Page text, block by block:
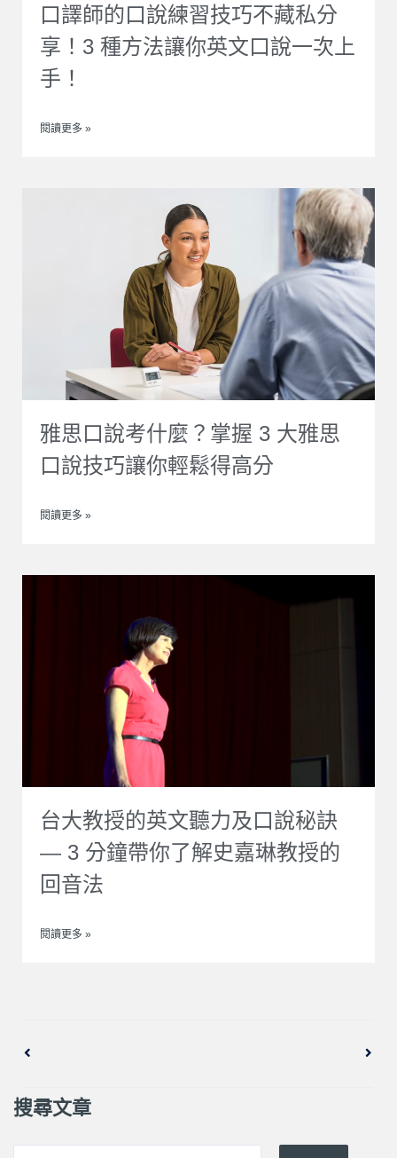
口譯師的口說練習技巧不藏私分
享！3 種方法讓你英文口說一次上
手！
閱讀更多 »
雅思口說考什麼？掌握 3 大雅思
口說技巧讓你輕鬆得高分
閱讀更多 »
台大教授的英文聽力及口說秘訣
— 3 分鐘帶你了解史嘉琳教授的
回音法
閱讀更多 »
搜尋文章